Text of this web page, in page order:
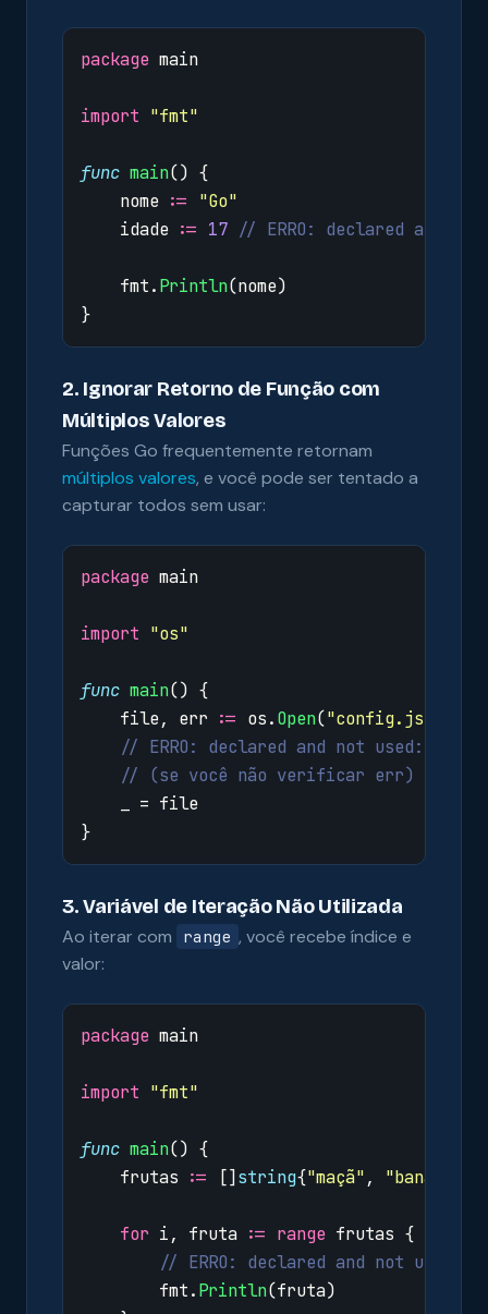
package main
import "fmt"
func main() {
nome :=
"Go"
idade := 17 // ERRO: declared and
fmt.Println(nome)
}
2. Ignorar Retorno de Função com
Múltiplos Valores
Funções Go frequentemente retornam
múltiplos valores, e você pode ser tentado a
capturar todos sem usar:
package main
import "os"
func main() {
file, err := os.Open("config.json"
// ERRO: declared and not used: err
// (se você não verificar err)
= file
}
3. Variável de Iteração Não Utilizada
Ao iterar com range , você recebe índice e
valor:
package main
import "fmt"
func main() {
frutas := [] string{"maçã", "banana"
for i, fruta := range frutas {
// ERRO: declared and not
fmt.Println(fruta)